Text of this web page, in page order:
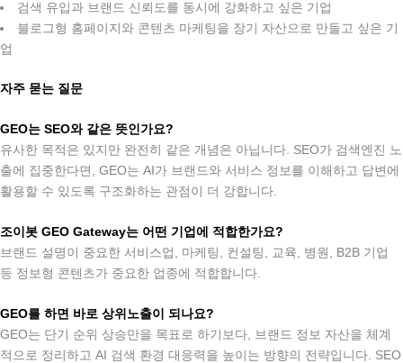
검색 유입과 브랜드 신뢰도를 동시에 강화하고 싶은 기업
블로그형 홈페이지와 콘텐츠 마케팅을 장기 자산으로 만들고 싶은 기
업
자주 묻는 질문
GEO는 SEO와 같은 뜻인가요?
유사한 목적은 있지만 완전히 같은 개념은 아닙니다. SEO가 검색엔진 노
출에 집중한다면, GEO는 AI가 브랜드와 서비스 정보를 이해하고 답변에
활용할 수 있도록 구조화하는 관점이 더 강합니다.
조이봇 GEO Gateway는 어떤 기업에 적합한가요?
브랜드 설명이 중요한 서비스업, 마케팅, 컨설팅, 교육, 병원, B2B 기업
등 정보형 콘텐츠가 중요한 업종에 적합합니다.
GEO를 하면 바로 상위노출이 되나요?
GEO는 단기 순위 상승만을 목표로 하기보다, 브랜드 정보 자산을 체계
적으로 정리하고 AI 검색 환경 대응력을 높이는 방향의 전략입니다. SEO